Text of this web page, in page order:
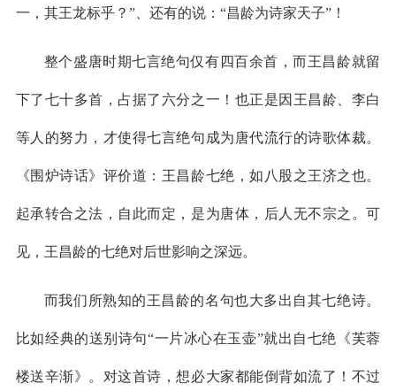
一，其王龙标乎？”、还有的说：“昌龄为诗家天子”！
整个盛唐时期七言绝句仅有四百余首，而王昌龄就留
下了七十多首，占据了六分之一！也正是因王昌龄、李白
等人的努力，才使得七言绝句成为唐代流行的诗歌体裁。
《围炉诗话》评价道：王昌龄七绝，如八股之王济之也。
起承转合之法，自此而定，是为唐体，后人无不宗之。可
见，王昌龄的七绝对后世影响之深远。
而我们所熟知的王昌龄的名句也大多出自其七绝诗。
比如经典的送别诗句“一片冰心在玉壶”就出自七绝《芙蓉
楼送辛渐》。对这首诗，想必大家都能倒背如流了！不过